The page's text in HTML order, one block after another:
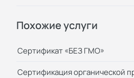
Похожие услуги
Сертификат «БЕЗ ГМО»
Сертификация органической